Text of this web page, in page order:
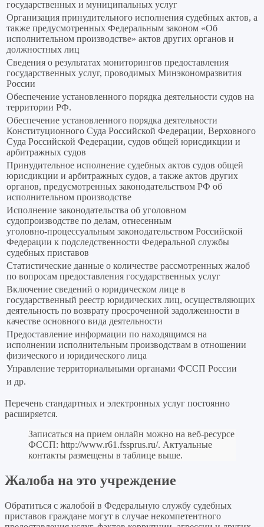
государственных и муниципальных услуг
Организация принудительного исполнения судебных актов, а
также предусмотренных Федеральным законом «Об
исполнительном производстве» актов других органов и
должностных лиц
Сведения о результатах мониторингов предоставления
государственных услуг, проводимых Минэкономразвития
России
Обеспечение установленного порядка деятельности судов на
территории РФ.
Обеспечение установленного порядка деятельности
Конституционного Суда Российской Федерации, Верховного
Суда Российской Федерации, судов общей юрисдикции и
арбитражных судов
Принудительное исполнение судебных актов судов общей
юрисдикции и арбитражных судов, а также актов других
органов, предусмотренных законодательством РФ об
исполнительном производстве
Исполнение законодательства об уголовном
судопроизводстве по делам, отнесенным
уголовно‑процессуальным законодательством Российской
Федерации к подследственности Федеральной службы
судебных приставов
Статистические данные о количестве рассмотренных жалоб
по вопросам предоставления государственных услуг
Включение сведений о юридическом лице в
государственный реестр юридических лиц, осуществляющих
деятельность по возврату просроченной задолженности в
качестве основного вида деятельности
Предоставление информации по находящимся на
исполнении исполнительным производствам в отношении
физического и юридического лица
Управление территориальными органами ФССП России
и др.
Перечень стандартных и электронных услуг постоянно
расширяется.
Записаться на прием онлайн можно на веб-ресурсе
ФССП: http://www.r61.fssprus.ru/. Актуальные
контакты размещены в таблице выше.
Жалоба на это учреждение
Обратиться с жалобой в Федеральную службу судебных
приставов граждане могут в случае некомпетентного